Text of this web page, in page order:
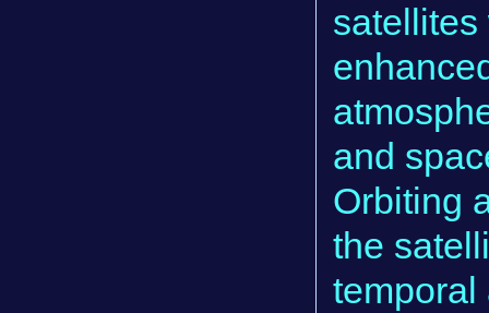
and
Orbiting
the
temporal